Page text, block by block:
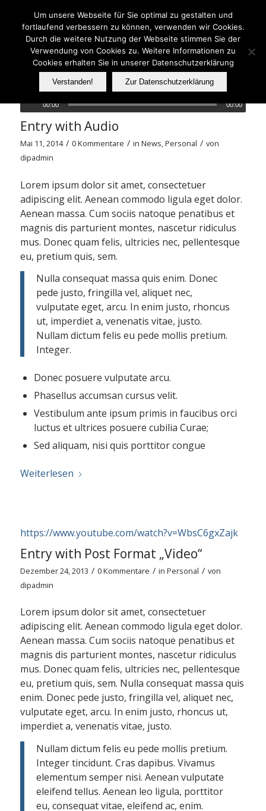
00:00 00:00
Entry with Audio
Mai 11, 2014 / 0 Kommentare / in News,Personal / von
dipadmin
Lorem ipsum dolor sit amet, consectetuer
adipiscing elit. Aenean commodo ligula eget dolor.
Aenean massa. Cum sociis natoque penatibus et
magnis dis parturient montes, nascetur ridiculus
mus. Donec quam felis, ultricies nec, pellentesque
eu, pretium quis, sem.
Nulla consequat massa quis enim. Donec
pede justo, fringilla vel, aliquet nec,
vulputate eget, arcu. In enim justo, rhoncus
ut, imperdiet a, venenatis vitae, justo.
Nullam dictum felis eu pede mollis pretium.
Integer.
Donec posuere vulputate arcu.
Phasellus accumsan cursus velit.
Vestibulum ante ipsum primis in faucibus orci
luctus et ultrices posuere cubilia Curae;
Sed aliquam, nisi quis porttitor congue
Weiterlesen
https://www.youtube.com/watch?v=WbsC6gxZajk
Entry with Post Format „Video“
Dezember 24, 2013 / 0 Kommentare / in Personal / von
dipadmin
Lorem ipsum dolor sit amet, consectetuer
adipiscing elit. Aenean commodo ligula eget dolor.
Aenean massa. Cum sociis natoque penatibus et
magnis dis parturient montes, nascetur ridiculus
mus. Donec quam felis, ultricies nec, pellentesque
eu, pretium quis, sem. Nulla consequat massa quis
enim. Donec pede justo, fringilla vel, aliquet nec,
vulputate eget, arcu. In enim justo, rhoncus ut,
imperdiet a, venenatis vitae, justo.
Nullam dictum felis eu pede mollis pretium.
Integer tincidunt. Cras dapibus. Vivamus
elementum semper nisi. Aenean vulputate
eleifend tellus. Aenean leo ligula, porttitor
eu, consequat vitae, eleifend ac, enim.
Um unsere Webseite für Sie optimal zu gestalten und
fortlaufend verbessern zu können, verwenden wir Cookies.
Durch die weitere Nutzung der Webseite stimmen Sie der
Verwendung von Cookies zu. Weitere Informationen zu
Cookies erhalten Sie in unserer Datenschutzerklärung
Verstanden! Zur Datenschutzerklärung